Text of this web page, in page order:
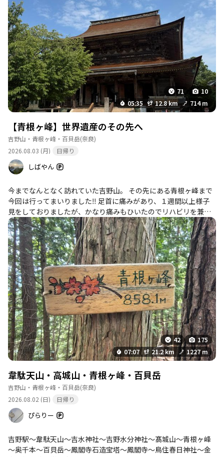
トイレ
詳細を見る
利用時期：通年 設備：水洗・ウォシュレット・
センサーウォッシャー 補足情報：清潔で綺麗で
す。桜シーズンは行列で待ち時間長いです。
このポイントを通過するコース
吉野水分神社-高城山-金峯神社-青根ヶ峰 往復コ
ース
…続きを見る
トイレ（上千本）
利用時期：通年 設備：水洗・ウォシュレット・
トイレットペーパーあり・個室2つ 補足情報：清
潔でウォシュレット有です。繁忙期は行列・紙不
足の恐れ、冬期は上方トイレが12月中旬〜3月中
このポイントを通過するコース
吉野水分神社-高城山-金峯神社-青根ヶ峰 往復コ
ース
…続きを見る
トイレ
詳細を見る
利用時期：通年 設備：水洗・トイレットペーパ
ー有・バリアフリー 補足情報：金峯神社周辺は
比較的綺麗で紙完備です。奥千本など一部は冬期
に閉鎖や水出ずの箇所があります。
このポイントを通過するコース
吉野水分神社-高城山-金峯神社-青根ヶ峰 往復コ
ース
…続きを見る
トイレ（高城山）
利用時期：冬期閉鎖 設備：水洗・洋式 補足情
報：概ね綺麗で水勢良好です。故障や臭気の指摘
あり、3月中旬まで閉鎖です。
吉野水分神社-高城山-金峯神社-青根ヶ峰 往復コ
ース
71
10
05:35
12.8 km 714 m
【青根ヶ峰】世界遺産のその先へ
吉野山・青根ヶ峰・百貝岳(奈良)
2026.08.03 (月)
日帰り
しばやん
今までなんとなく訪れていた吉野山。 その先にある青根ヶ峰まで
今回は行ってまいりました‼︎ 足首に痛みがあり、１週間以上様子
見をしておりましたが、かなり痛みもひいたのでリハビリを兼ね
た山行でしたが、若干の違和感はまだあるものの問題なく山頂ま
で辿り着けました⛰️✨ あまりハードな山行はまだ先になります
が、少しずつ調子を戻していきたいと思います😊 帰りは中千本の
お食事処で、鮎会席をいただいて下山となりました🐟 化粧塩の塩
分が骨身まで染みました…🍚
42
175
07:07
21.2 km 1227 m
韋駄天山・高城山・青根ヶ峰・百貝岳
吉野山・青根ヶ峰・百貝岳(奈良)
2026.08.02 (日)
日帰り
ぴらりー
吉野駅～韋駄天山～吉水神社～吉野水分神社～髙城山～青根ヶ峰
～奥千本～百貝岳～鳳閣寺石造宝塔～鳳閣寺～鳥住春日神社～金